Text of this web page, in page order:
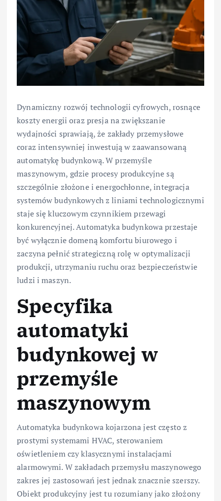
Dynamiczny rozwój technologii cyfrowych, rosnące
koszty energii oraz presja na zwiększanie
wydajności sprawiają, że zakłady przemysłowe
coraz intensywniej inwestują w zaawansowaną
automatykę budynkową. W przemyśle
maszynowym, gdzie procesy produkcyjne są
szczególnie złożone i energochłonne, integracja
systemów budynkowych z liniami technologicznymi
staje się kluczowym czynnikiem przewagi
konkurencyjnej. Automatyka budynkowa przestaje
być wyłącznie domeną komfortu biurowego i
zaczyna pełnić strategiczną rolę w optymalizacji
produkcji, utrzymaniu ruchu oraz bezpieczeństwie
ludzi i maszyn.
Specyfika
automatyki
budynkowej w
przemyśle
maszynowym
Automatyka budynkowa kojarzona jest często z
prostymi systemami HVAC, sterowaniem
oświetleniem czy klasycznymi instalacjami
alarmowymi. W zakładach przemysłu maszynowego
zakres jej zastosowań jest jednak znacznie szerszy.
Obiekt produkcyjny jest tu rozumiany jako złożony